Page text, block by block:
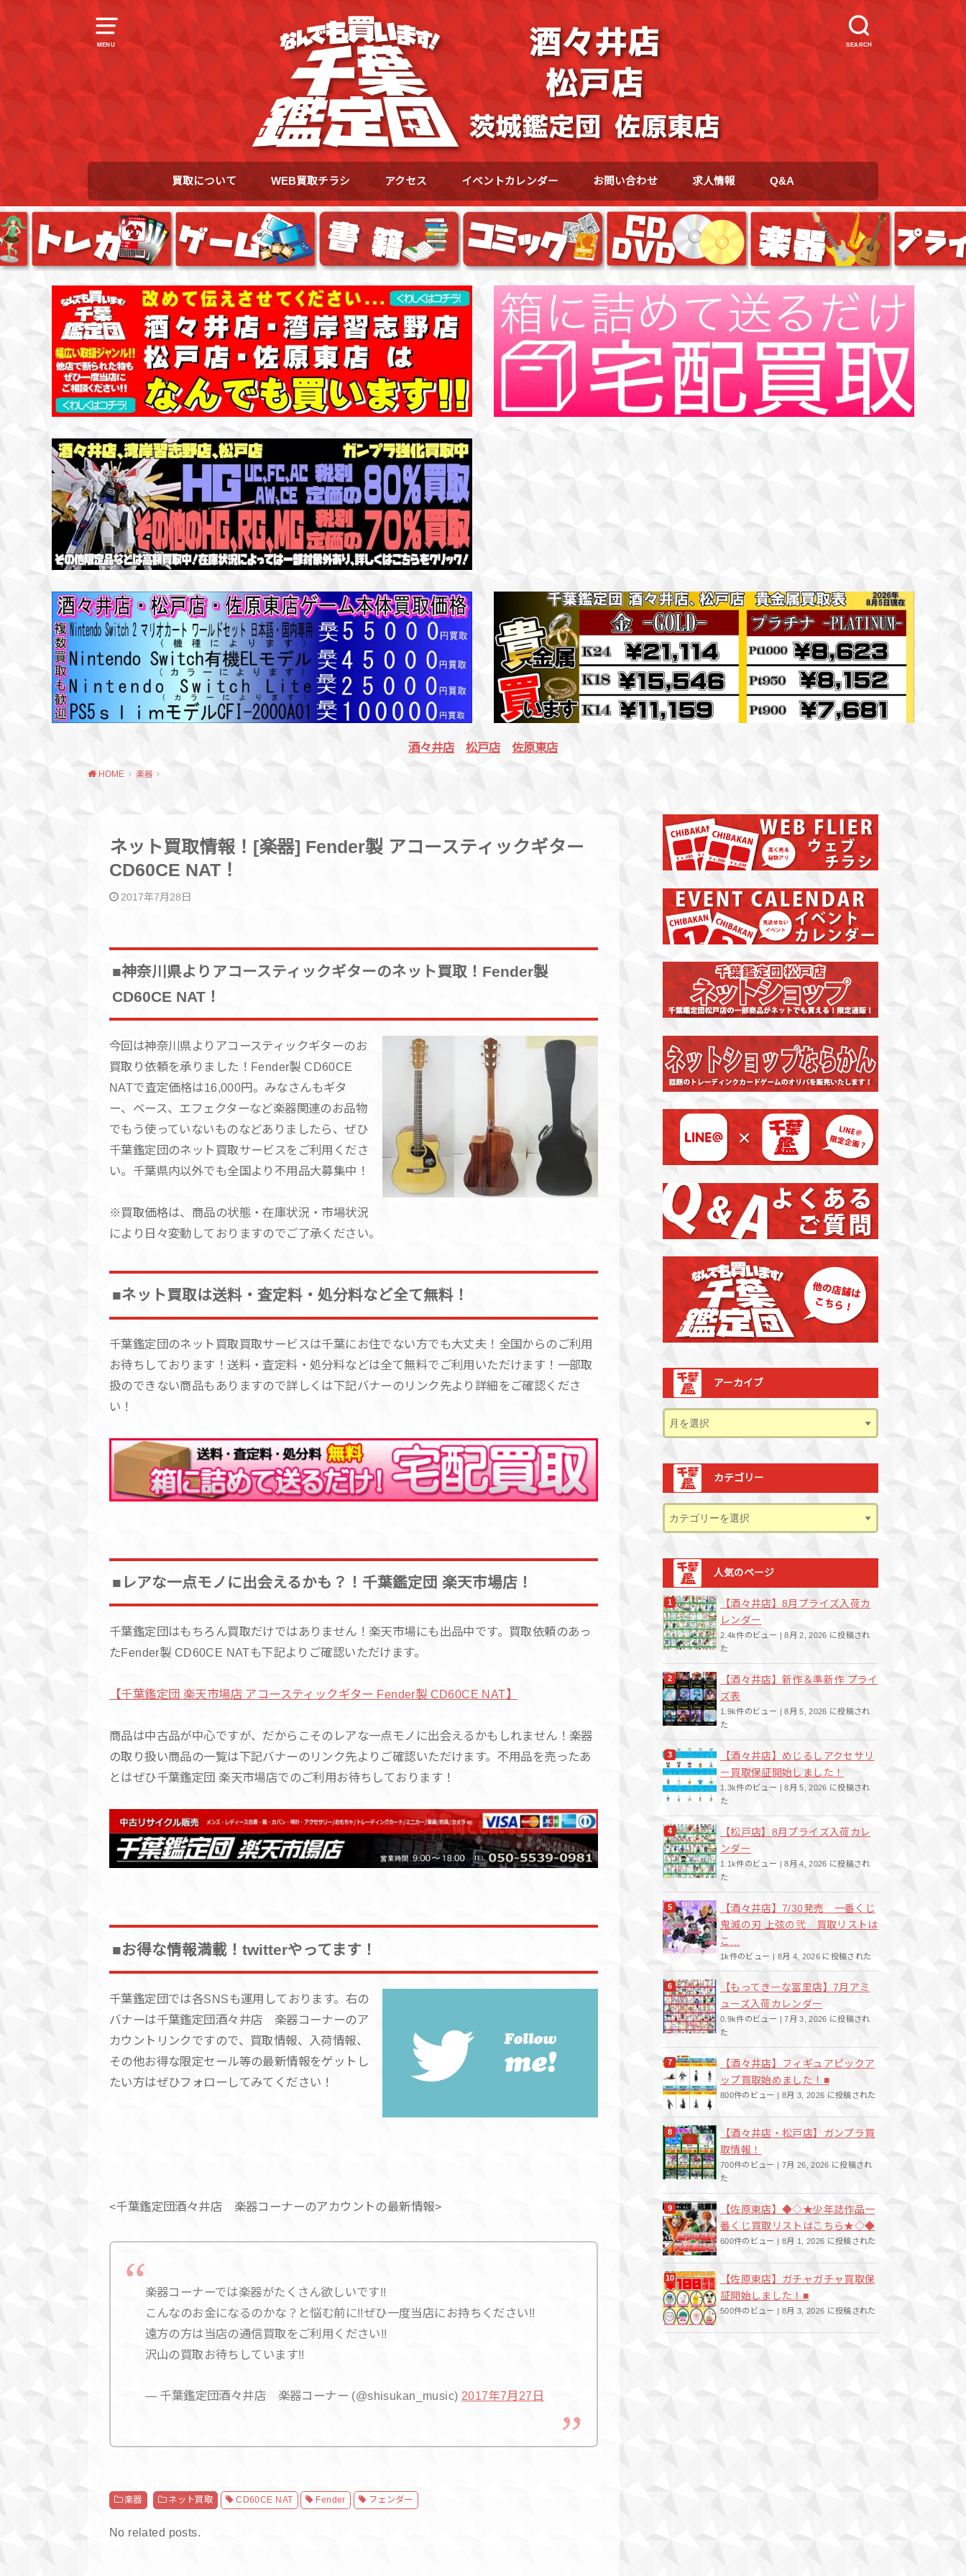
MENU SEARCH
買取について WEB買取チラシ アクセス イベントカレンダー お問い合わせ 求人情報 Q&A
酒々井店 松戸店 佐原東店
HOME 楽器
ネット買取情報！[楽器] Fender製 アコースティックギター
CD60CE NAT！
2017年7月28日
■神奈川県よりアコースティックギターのネット買取！Fender製
CD60CE NAT！
今回は神奈川県よりアコースティックギターのお
買取り依頼を承りました！Fender製 CD60CE
NATで査定価格は16,000円。みなさんもギタ
ー、ベース、エフェクターなど楽器関連のお品物
でもう使っていないものなどありましたら、ぜひ
千葉鑑定団のネット買取サービスをご利用くださ
い。千葉県内以外でも全国より不用品大募集中！
※買取価格は、商品の状態・在庫状況・市場状況
により日々変動しておりますのでご了承ください。
■ネット買取は送料・査定料・処分料など全て無料！
千葉鑑定団のネット買取買取サービスは千葉にお住でない方でも大丈夫！全国からのご利用
お待ちしております！送料・査定料・処分料などは全て無料でご利用いただけます！一部取
扱のできない商品もありますので詳しくは下記バナーのリンク先より詳細をご確認くださ
い！
■レアな一点モノに出会えるかも？！千葉鑑定団 楽天市場店！
千葉鑑定団はもちろん買取だけではありません！楽天市場にも出品中です。買取依頼のあっ
たFender製 CD60CE NATも下記よりご確認いただけます。
【千葉鑑定団 楽天市場店 アコースティックギター Fender製 CD60CE NAT】
商品は中古品が中心ですが、だからこそのレアな一点モノに出会えるかもしれません！楽器
の取り扱い商品の一覧は下記バナーのリンク先よりご確認いただけます。不用品を売ったあ
とはぜひ千葉鑑定団 楽天市場店でのご利用お待ちしております！
■お得な情報満載！twitterやってます！
千葉鑑定団では各SNSも運用しております。右の
バナーは千葉鑑定団酒々井店 楽器コーナーのア
カウントリンクですので、買取情報、入荷情報、
その他お得な限定セール等の最新情報をゲットし
たい方はぜひフォローしてみてください！
<千葉鑑定団酒々井店 楽器コーナーのアカウントの最新情報>
楽器コーナーでは楽器がたくさん欲しいです!!
こんなのお金になるのかな？と悩む前に!!ぜひ一度当店にお持ちください!!
遠方の方は当店の通信買取をご利用ください!!
沢山の買取お待ちしています!!
— 千葉鑑定団酒々井店 楽器コーナー (@shisukan_music) 2017年7月27日
楽器 ネット買取 CD60CE NAT Fender フェンダー
No related posts.
アーカイブ
カテゴリー
人気のページ
【酒々井店】8月プライズ入荷カ
レンダー
2.4k件のビュー |8月 2, 2026 に投稿され
た
【酒々井店】新作＆準新作 プライ
ズ表
1.9k件のビュー |8月 5, 2026 に投稿され
た
【酒々井店】めじるしアクセサリ
ー買取保証開始しました！
1.3k件のビュー |8月 5, 2026 に投稿され
た
【松戸店】8月プライズ入荷カレ
ンダー
1.1k件のビュー |8月 4, 2026 に投稿され
た
【酒々井店】7/30発売 一番くじ
鬼滅の刃 上弦の弐 買取リストは
こ...
1k件のビュー | 8月 4, 2026 に投稿された
【もってきーな冨里店】7月アミ
ューズ入荷カレンダー
0.9k件のビュー |7月 3, 2026 に投稿され
た
【酒々井店】フィギュアピックア
ップ買取始めました！■
800件のビュー | 8月 3, 2026 に投稿された
【酒々井店・松戸店】ガンプラ買
取情報！
700件のビュー | 7月 26, 2026 に投稿され
た
【佐原東店】◆◇★少年誌作品一
番くじ買取リストはこちら★◇◆
600件のビュー | 8月 1, 2026 に投稿された
【佐原東店】ガチャガチャ買取保
証開始しました！■
500件のビュー | 8月 3, 2026 に投稿された